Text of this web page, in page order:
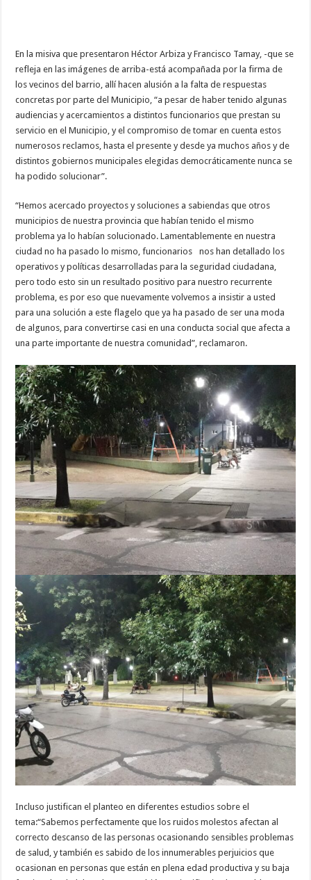
En la misiva que presentaron Héctor Arbiza y Francisco Tamay, -que se
refleja en las imágenes de arriba-está acompañada por la firma de
los vecinos del barrio, allí hacen alusión a la falta de respuestas
concretas por parte del Municipio, “a pesar de haber tenido algunas
audiencias y acercamientos a distintos funcionarios que prestan su
servicio en el Municipio, y el compromiso de tomar en cuenta estos
numerosos reclamos, hasta el presente y desde ya muchos años y de
distintos gobiernos municipales elegidas democráticamente nunca se
ha podido solucionar”.
“Hemos acercado proyectos y soluciones a sabiendas que otros
municipios de nuestra provincia que habían tenido el mismo
problema ya lo habían solucionado. Lamentablemente en nuestra
ciudad no ha pasado lo mismo, funcionarios nos han detallado los
operativos y políticas desarrolladas para la seguridad ciudadana,
pero todo esto sin un resultado positivo para nuestro recurrente
problema, es por eso que nuevamente volvemos a insistir a usted
para una solución a este flagelo que ya ha pasado de ser una moda
de algunos, para convertirse casi en una conducta social que afecta a
una parte importante de nuestra comunidad”, reclamaron.
Incluso justifican el planteo en diferentes estudios sobre el
tema:“Sabemos perfectamente que los ruidos molestos afectan al
correcto descanso de las personas ocasionando sensibles problemas
de salud, y también es sabido de los innumerables perjuicios que
ocasionan en personas que están en plena edad productiva y su baja